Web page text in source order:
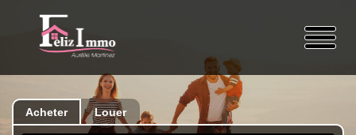
Acheter Louer